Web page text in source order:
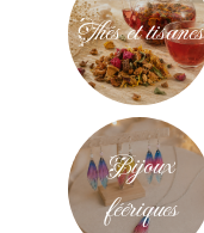
Thés et tisanes
Bijoux
féériques